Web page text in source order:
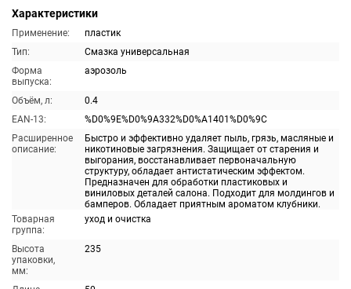
Характеристики
Применение:
пластик
Тип:
Смазка универсальная
Форма
выпуска:
аэрозоль
Объём, л:
0.4
EAN-13:
%D0%9E%D0%9A332%D0%A1401%D0%9C
Расширенное
описание:
Быстро и эффективно удаляет пыль, грязь, масляные и
никотиновые загрязнения. Защищает от старения и
выгорания, восстанавливает первоначальную
структуру, обладает антистатическим эффектом.
Предназначен для обработки пластиковых и
виниловых деталей салона. Подходит для молдингов и
бамперов. Обладает приятным ароматом клубники.
Товарная
группа:
уход и очистка
Высота
упаковки,
мм:
235